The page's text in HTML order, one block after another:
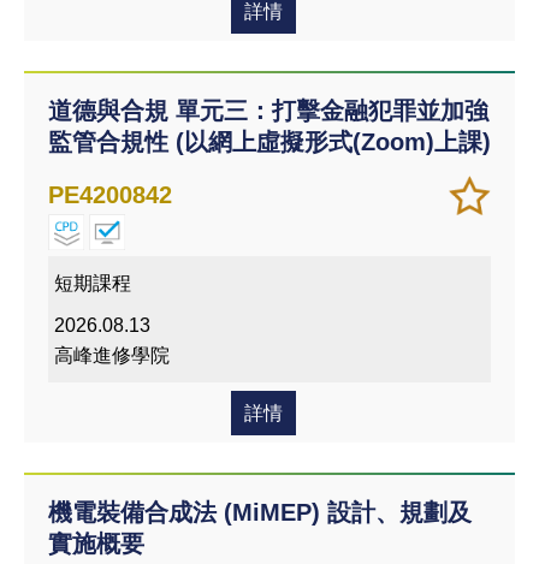
詳情
道德與合規 單元三：打擊金融犯罪並加強
監管合規性 (以網上虛擬形式(Zoom)上課)
加
入/
儲存
課程
PE4200842
短期課程
2026.08.13
高峰進修學院
詳情
機電裝備合成法 (MiMEP) 設計、規劃及
實施概要